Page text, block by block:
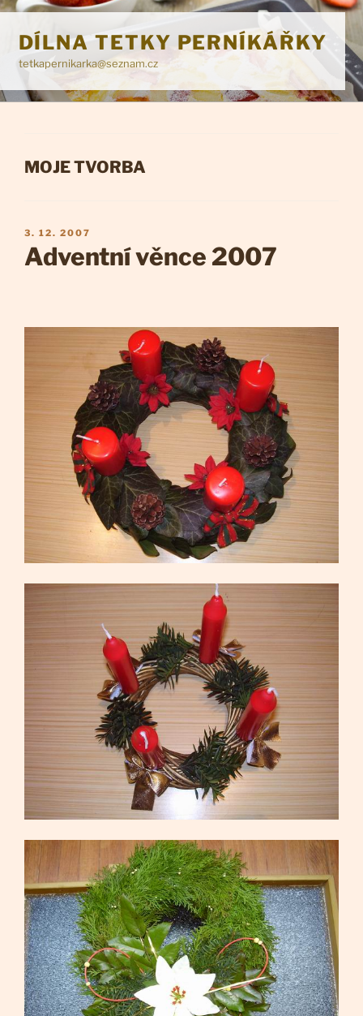
Přejít
obsahu
webu
DÍLNA TETKY PERNÍKÁŘKY
tetkapernikarka@seznam.cz
RUBRIKY
MOJE TVORBA
PUBLIKOVÁNO
3. 12. 2007
Adventní věnce 2007